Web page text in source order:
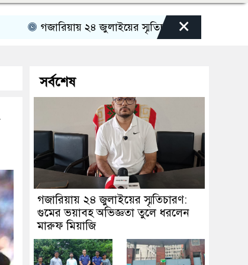
গজারিয়ায় ২৪ জুলাইয়ের স্মৃতিচারণ: গুমের ভয়াবহ
×
সর্বশেষ
গজারিয়ায় ২৪ জুলাইয়ের স্মৃতিচারণ:
গুমের ভয়াবহ অভিজ্ঞতা তুলে ধরলেন
মারুফ মিয়াজি